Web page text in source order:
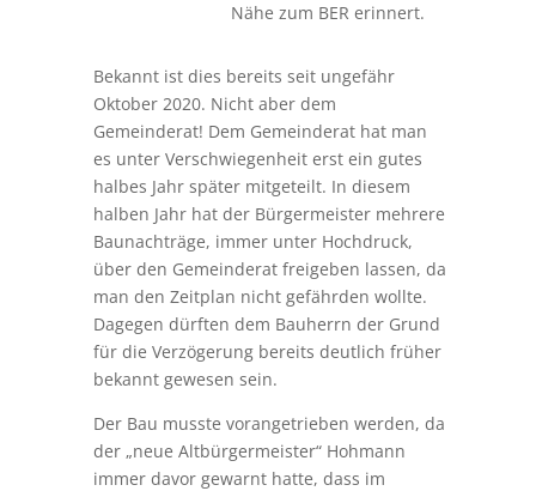
Nähe zum BER erinnert.
Bekannt ist dies bereits seit ungefähr
Oktober 2020. Nicht aber dem
Gemeinderat! Dem Gemeinderat hat man
es unter Verschwiegenheit erst ein gutes
halbes Jahr später mitgeteilt. In diesem
halben Jahr hat der Bürgermeister mehrere
Baunachträge, immer unter Hochdruck,
über den Gemeinderat freigeben lassen, da
man den Zeitplan nicht gefährden wollte.
Dagegen dürften dem Bauherrn der Grund
für die Verzögerung bereits deutlich früher
bekannt gewesen sein.
Der Bau musste vorangetrieben werden, da
der „neue Altbürgermeister“ Hohmann
immer davor gewarnt hatte, dass im